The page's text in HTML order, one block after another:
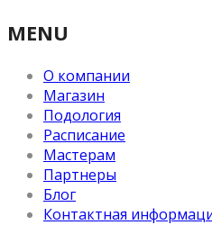
MENU
О компании
Магазин
Подология
Расписание
Мастерам
Партнеры
Блог
Контактная